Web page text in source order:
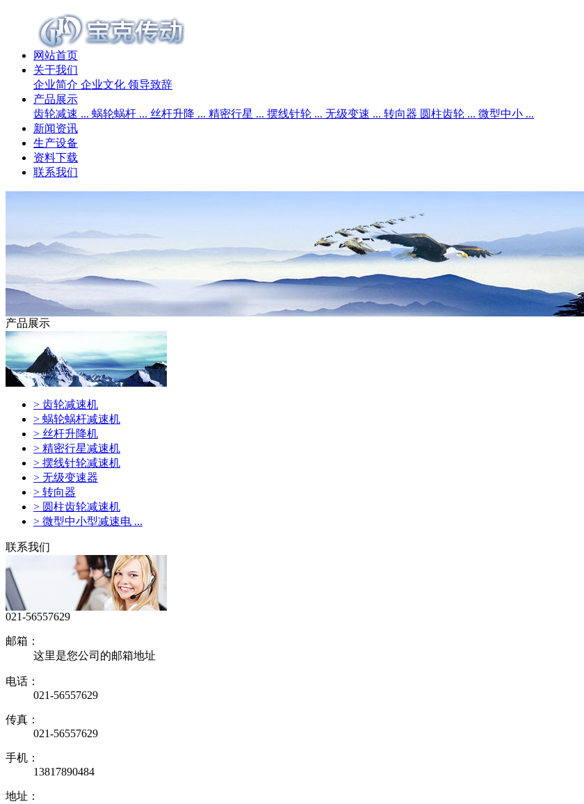
网站首页
关于我们
企业简介 企业文化 领导致辞
产品展示
齿轮减速 ... 蜗轮蜗杆 ... 丝杆升降 ... 精密行星 ... 摆线针轮 ... 无级变速 ... 转向器 圆柱齿轮 ... 微型中小 ...
新闻资讯
生产设备
资料下载
联系我们
产品展示
> 齿轮减速机
> 蜗轮蜗杆减速机
> 丝杆升降机
> 精密行星减速机
> 摆线针轮减速机
> 无级变速器
> 转向器
> 圆柱齿轮减速机
> 微型中小型减速电 ...
联系我们
021-56557629
邮箱：
这里是您公司的邮箱地址
电话：
021-56557629
传真：
021-56557629
手机：
13817890484
地址：